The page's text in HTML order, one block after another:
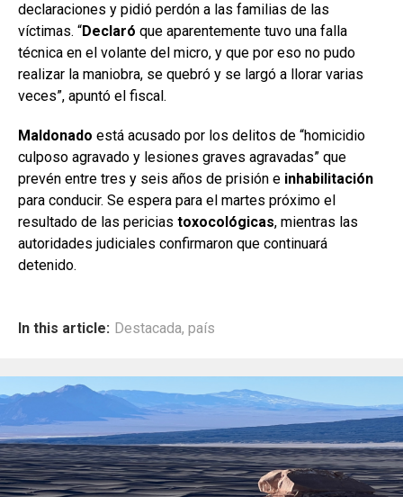
declaraciones y pidió perdón a las familias de las
víctimas. “Declaró que aparentemente tuvo una falla
técnica en el volante del micro, y que por eso no pudo
realizar la maniobra, se quebró y se largó a llorar varias
veces”, apuntó el fiscal.
Maldonado está acusado por los delitos de “homicidio
culposo agravado y lesiones graves agravadas” que
prevén entre tres y seis años de prisión e inhabilitación
para conducir. Se espera para el martes próximo el
resultado de las pericias toxocológicas, mientras las
autoridades judiciales confirmaron que continuará
detenido.
In this article: Destacada, país